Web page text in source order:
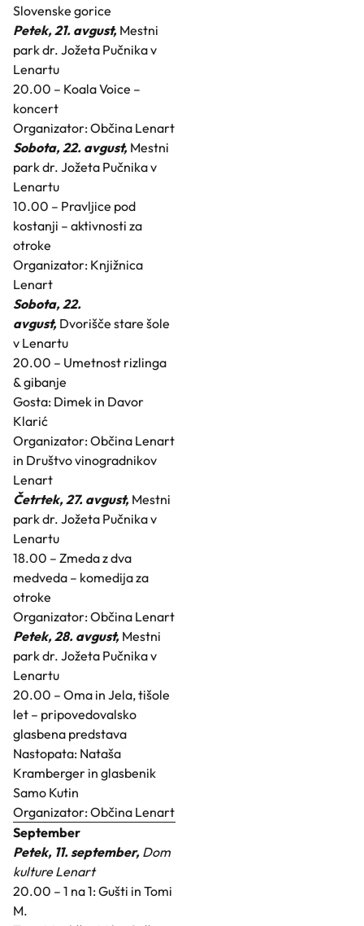
Slovenske gorice
Petek, 21. avgust, Mestni
park dr. Jožeta Pučnika v
Lenartu
20.00 – Koala Voice –
koncert
Organizator: Občina Lenart
Sobota, 22. avgust, Mestni
park dr. Jožeta Pučnika v
Lenartu
10.00 – Pravljice pod
kostanji – aktivnosti za
otroke
Organizator: Knjižnica
Lenart
Sobota, 22.
avgust, Dvorišče stare šole
v Lenartu
20.00 – Umetnost rizlinga
& gibanje
Gosta: Dimek in Davor
Klarić
Organizator: Občina Lenart
in Društvo vinogradnikov
Lenart
Četrtek, 27. avgust, Mestni
park dr. Jožeta Pučnika v
Lenartu
18.00 – Zmeda z dva
medveda – komedija za
otroke
Organizator: Občina Lenart
Petek, 28. avgust, Mestni
park dr. Jožeta Pučnika v
Lenartu
20.00 – Oma in Jela, tišole
let – pripovedovalsko
glasbena predstava
Nastopata: Nataša
Kramberger in glasbenik
Samo Kutin
Organizator: Občina Lenart
September
Petek, 11. september, Dom
kulture Lenart
20.00 – 1 na 1: Gušti in Tomi
M.